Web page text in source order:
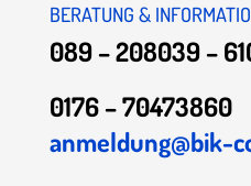
BERATUNG &
089 – 208039 –
0176 – 70473860
anmeldung@bik-